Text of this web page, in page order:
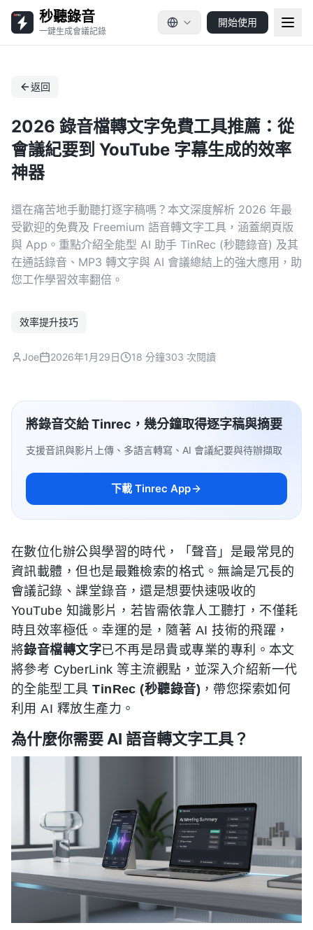
秒聽錄音
一鍵生成會議記錄
開始使用
返回
2026 錄音檔轉文字免費工具推薦：從
會議紀要到 YouTube 字幕生成的效率
神器
還在痛苦地手動聽打逐字稿嗎？本文深度解析 2026 年最
受歡迎的免費及 Freemium 語音轉文字工具，涵蓋網頁版
與 App。重點介紹全能型 AI 助手 TinRec (秒聽錄音) 及其
在通話錄音、MP3 轉文字與 AI 會議總結上的強大應用，助
您工作學習效率翻倍。
效率提升技巧
Joe 2026年1月29日 18 分鐘303 次閱讀
將錄音交給 Tinrec，幾分鐘取得逐字稿與摘要
支援音訊與影片上傳、多語言轉寫、AI 會議紀要與待辦擷取
下載 Tinrec App
在數位化辦公與學習的時代，「聲音」是最常見的
資訊載體，但也是最難檢索的格式。無論是冗長的
會議記錄、課堂錄音，還是想要快速吸收的
YouTube 知識影片，若皆需依靠人工聽打，不僅耗
時且效率極低。幸運的是，隨著 AI 技術的飛躍，
將錄音檔轉文字已不再是昂貴或專業的專利。本文
將參考 CyberLink 等主流觀點，並深入介紹新一代
的全能型工具TinRec (秒聽錄音) ，帶您探索如何
利用 AI 釋放生產力。
為什麼你需要 AI 語音轉文字工具？